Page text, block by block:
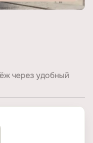
через удобный